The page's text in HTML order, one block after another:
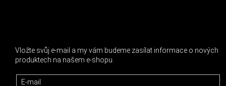
Vložte svůj e-mail a my vám budeme zasílat informace o nových
produktech na našem e-shopu.
E-mail